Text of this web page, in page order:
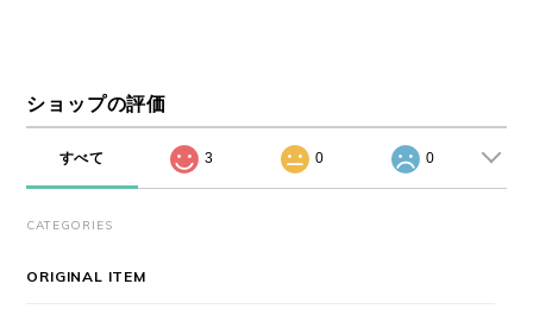
ショップの評価
すべて 3 0 0
CATEGORIES
ORIGINAL ITEM